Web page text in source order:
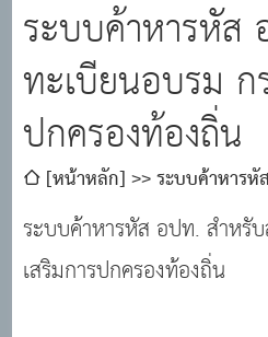
ระบบค้าหารหัส
ทะเบียนอบรม ก
ปกครองท้องถิ่น
[หน้าหลัก]
ระบบค้าหาร
อบรม กรมส่งเสริมการปกครองท้
ระบบค้าหารหัส อปท. สำหรั
เสริมการปกครองท้องถิ่น